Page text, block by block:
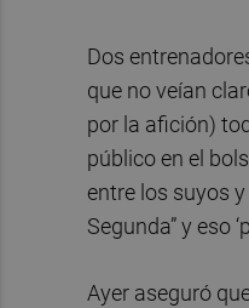
Dos
que no veían
por la afición)
público en el
entre los suyos
Segunda” y eso
Ayer aseguró